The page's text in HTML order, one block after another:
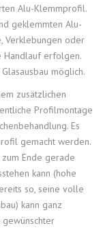
Alu-Klemmprofil.
geklemmten Alu-
Verklebungen oder
Handlauf erfolgen.
möglich.
zusätzlichen
Profilmontage
Es
gemacht werden.
Ende gerade
kann (hohe
so, seine volle
kann ganz